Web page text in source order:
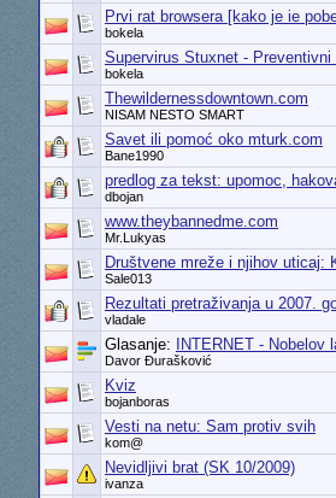
Prvi rat browsera [kako je ie
bokela
Supervirus Stuxnet - Preventivni
bokela
Thewildernessdowntown.com
NISAM NESTO SMART
Savet ili pomoć oko mturk.com
Bane1990
predlog za tekst: upomoc,
dbojan
www.theybannedme.com
Mr.Lukyas
Društvene mreže i njihov uticaj:
Sale013
Rezultati pretraživanja u 2007.
vladale
Glasanje:
INTERNET - Nobelov
Davor Đurašković
Kviz
bojanboras
Vesti na netu: Sam protiv svih
kom@
Nevidljivi brat (SK 10/2009)
ivanza